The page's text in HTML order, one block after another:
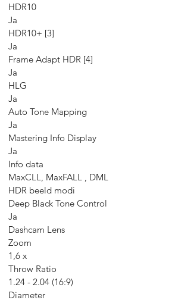
HDR10
Ja
HDR10+ [3]
Ja
Frame Adapt HDR [4]
Ja
HLG
Ja
Auto Tone Mapping
Ja
Mastering Info Display
Ja
Info data
MaxCLL, MaxFALL , DML
HDR beeld modi
Deep Black Tone Control
Ja
Dashcam Lens
Zoom
1,6 x
Throw Ratio
1.24 - 2.04 (16:9)
Diameter